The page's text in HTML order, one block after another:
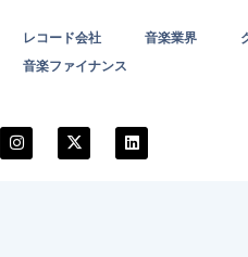
レコード会社 音楽業界
音楽ファイナンス